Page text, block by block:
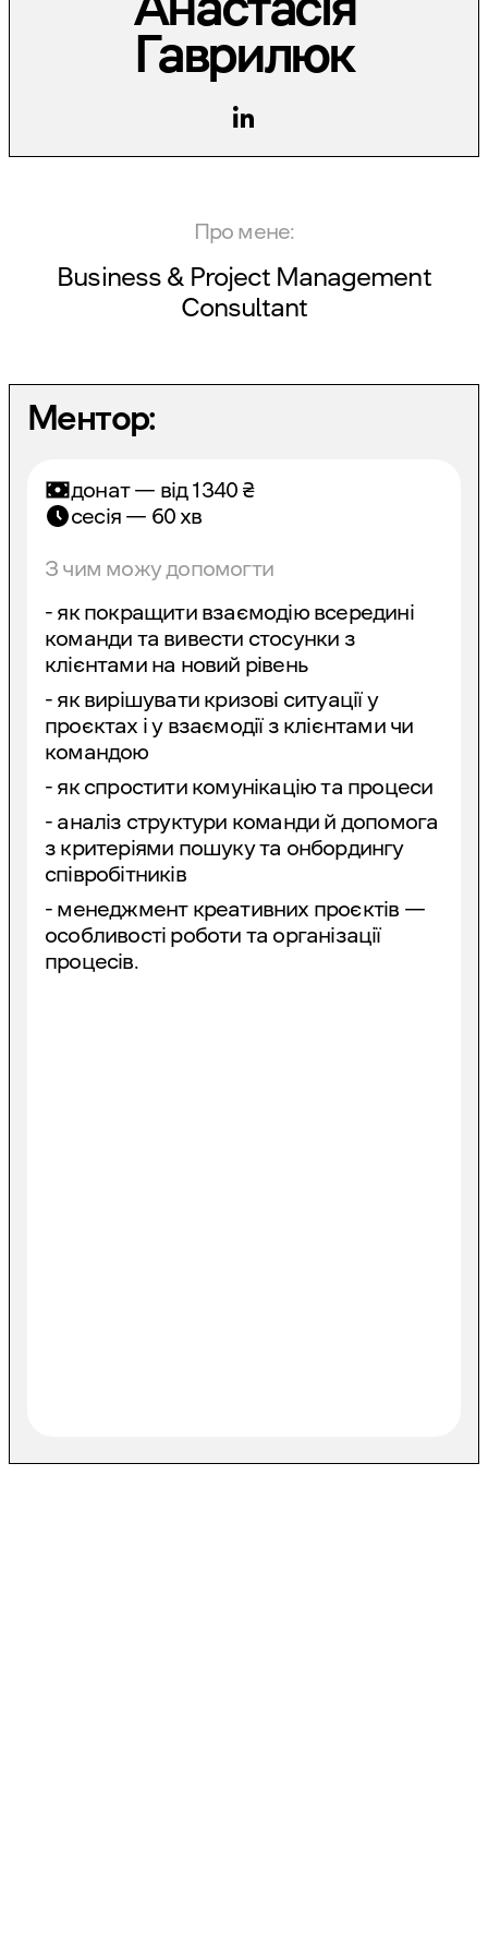
Гаврилюк
Про мене:
Business & Project Management
Consultant
Ментор:
донат — від 1340 ₴
сесія — 60 хв
З чим можу допомогти
- як покращити взаємодію всередині
команди та вивести стосунки з
клієнтами на новий рівень
- як вирішувати кризові ситуації у
проєктах і у взаємодії з клієнтами чи
командою
- як спростити комунікацію та процеси
- аналіз структури команди й допомога
з критеріями пошуку та онбордингу
співробітників
- менеджмент креативних проєктів —
особливості роботи та організації
процесів.